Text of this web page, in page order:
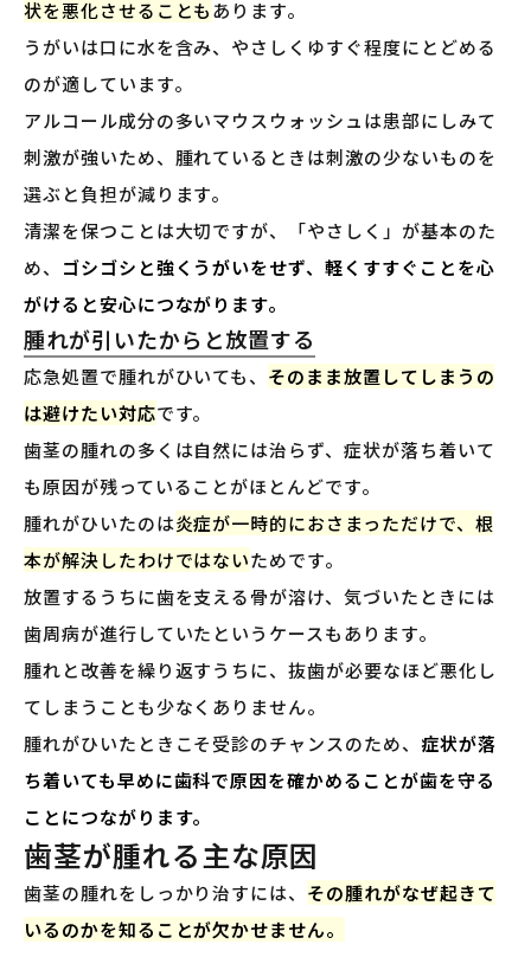
状を悪化させることもあります。
うがいは口に水を含み、やさしくゆすぐ程度にとどめる
のが適しています。
アルコール成分の多いマウスウォッシュは患部にしみて
刺激が強いため、腫れているときは刺激の少ないものを
選ぶと負担が減ります。
清潔を保つことは大切ですが、「やさしく」が基本のた
め、
ゴシゴシと強くうがいをせず、軽くすすぐことを心
がけると安心につながります。
腫れが引いたからと放置する
応急処置で腫れがひいても、 そのまま放置してしまうの
は避けたい対応です。
歯茎の腫れの多くは自然には治らず、症状が落ち着いて
も原因が残っていることがほとんどです。
腫れがひいたのは炎症が一時的におさまっただけで、根
本が解決したわけではないためです。
放置するうちに歯を支える骨が溶け、気づいたときには
歯周病が進行していたというケースもあります。
腫れと改善を繰り返すうちに、抜歯が必要なほど悪化し
てしまうことも少なくありません。
腫れがひいたときこそ受診のチャンスのため、 症状が落
ち着いても早めに歯科で原因を確かめることが歯を守る
ことにつながります。
歯茎が腫れる主な原因
歯茎の腫れをしっかり治すには、 その腫れがなぜ起きて
いるのかを知ることが欠かせません。